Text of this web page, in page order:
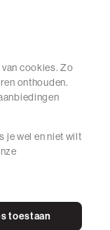
cookies. Zo
onthouden.
je wel en niet wilt
toestaan